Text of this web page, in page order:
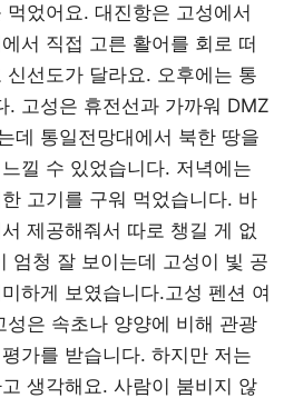
었어요. 대진항은 고성에서
서 직접 고른 활어를 회로 떠
선도가 달라요. 오후에는 통
. 고성은 휴전선과 가까워 DMZ
데 통일전망대에서 북한 땅을
낄 수 있었습니다. 저녁에는
고기를 구워 먹었습니다. 바
제공해줘서 따로 챙길 게 없
엄청 잘 보이는데 고성이 빛 공
하게 보였습니다.고성 펜션 여
은 속초나 양양에 비해 관광
가를 받습니다. 하지만 저는
생각해요. 사람이 붐비지 않